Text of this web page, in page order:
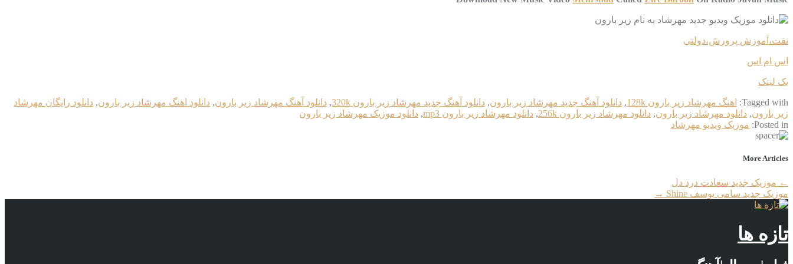
نفت،آموزش پرورش،دولتی
اس ام اس
بک لینک
Tagged with: اهنگ مهرشاد زیر بارون 128k , دانلود آهنگ جدید مهرشاد زیر بارون, دانلود آهنگ جدید مهرشاد زیر بارون 320k , دانلود آهنگ مهرشاد زیر بارون, دانلود اهنگ مهرشاد زیر بارون, دانلود رایگان مهرشاد
زیر بارون, دانلود مهرشاد زیر بارون, دانلود مهرشاد زیر بارون 256k , دانلود مهرشاد زیر بارون mp3 , دانلود موزیک مهرشاد زیر بارون
Posted in: موزیک ویدیو مهرشاد
More Articles
← موزیک جدید سعادت درد دل
موزیک جدید سامی یوسف Shine
→
تازه ها